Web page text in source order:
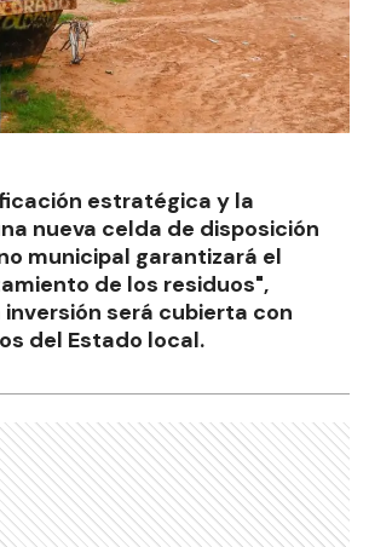
estratégica y la
nueva celda de disposición
municipal garantizará el
de los residuos",
inversión será cubierta con
del Estado local.